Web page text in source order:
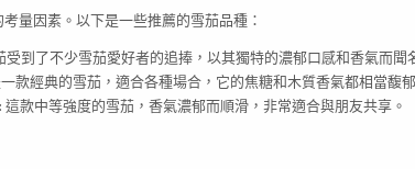
量因素。以下是一些推薦的雪茄品種：
受到了不少雪茄愛好者的追捧，以其獨特的濃郁口感和香氣而聞
款經典的雪茄，適合各種場合，它的焦糖和木質香氣都相當馥郁
: 這款中等強度的雪茄，香氣濃郁而順滑，非常適合與朋友共享。